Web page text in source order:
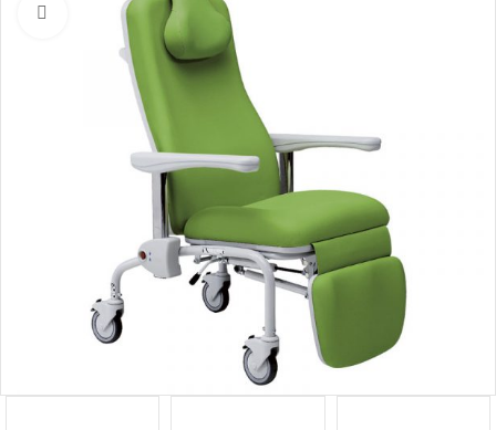
Zum Vergrößern klicken